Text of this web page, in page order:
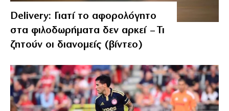
Delivery: Γιατί το αφορολόγητο
στα φιλοδωρήματα δεν αρκεί – Τι
ζητούν οι διανομείς (βίντεο)